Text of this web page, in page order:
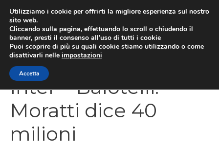
contenuto
Inter – Balotelli:
Moratti dice 40
milioni
Utilizziamo i cookie per offrirti la migliore esperienza sul nostro
sito web.
Cliccando sulla pagina, effettuando lo scroll o chiudendo il
banner, presti il consenso all’uso di tutti i cookie
Puoi scoprire di più su quali cookie stiamo utilizzando o come
disattivarli nelle impostazioni
Accetta